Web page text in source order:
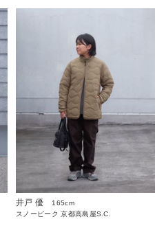
井戸 優
165cm
スノーピーク 京都高島屋S.C.